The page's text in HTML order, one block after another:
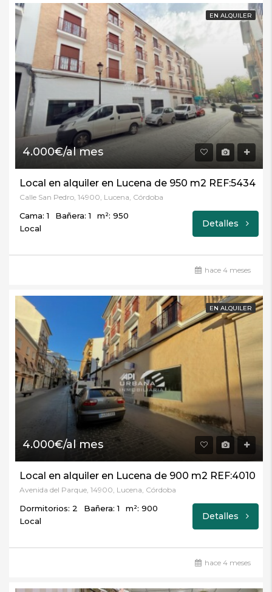
EN ALQUILER
4.000€/al mes
Local en alquiler en Lucena de 950 m2 REF:5434
Calle San Pedro, 14900, Lucena, Córdoba
Cama: 1 Bañera: 1
m²: 950
Local
Detalles
hace 4 meses
EN ALQUILER
4.000€/al mes
Local en alquiler en Lucena de 900 m2 REF:4010
Avenida del Parque, 14900, Lucena, Córdoba
Dormitorios: 2 Bañera: 1
m²: 900
Local
Detalles
hace 4 meses